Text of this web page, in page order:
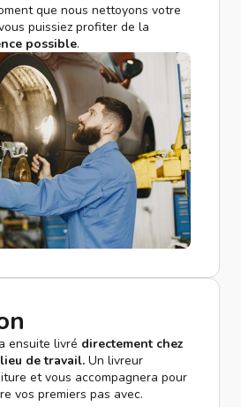
que nous nettoyons votre
puissiez profiter de la
possible.
ensuite livré directement chez
de travail. Un livreur
et vous accompagnera pour
vos premiers pas avec.